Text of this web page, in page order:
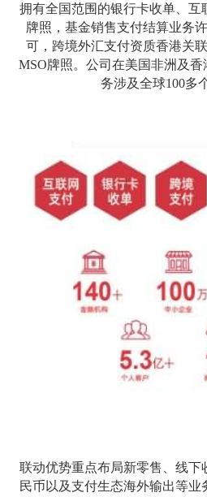
拥有全国范围的银行卡收单、互
牌照，基金销售支付结算业务
可，跨境外汇支付资质香港关
MSO牌照。公司在美国非洲及
务涉及全球100多
联动优势重点布局新零售、线下
民币以及支付生态海外输出等